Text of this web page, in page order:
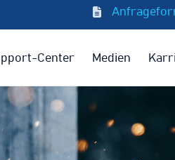
Center Medien